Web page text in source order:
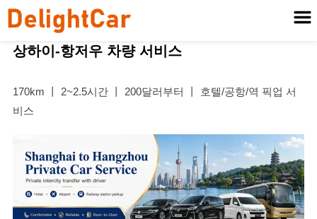
상하이-항저우 차량 서비스
170km 丨 2~2.5시간 丨 200달러부터 丨 호텔/공항/역 픽업 서
비스